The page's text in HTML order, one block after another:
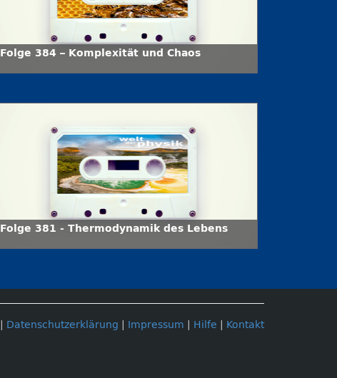
Folge 384 – Komplexität und Chaos
Folge 381 - Thermodynamik des Lebens
Datenschutzerklärung Impressum Hilfe Kontakt